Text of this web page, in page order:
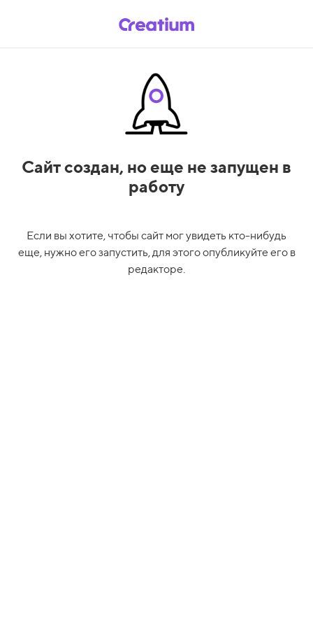
Сайт создан, но еще не запущен в
работу
Если вы хотите, чтобы сайт мог увидеть кто-нибудь
еще, нужно его запустить, для этого опубликуйте его в
редакторе.